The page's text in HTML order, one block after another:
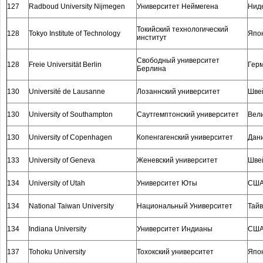
127 Radboud University Nijmegen Университет Неймегена
128 Tokyo Institute of Technology
Токийский технологический
институт
128 Freie Universität Berlin
Свободный университет
Берлина
130 Université de Lausanne Лозаннский университет
130 University of Southampton Саутгемптонский университет
130 University of Copenhagen Копенгагенский университет
133 University of Geneva Женевский университет
134 University of Utah Университет Юты
134 National Taiwan University Национальный Университет
134 Indiana University Университет Индианы
137 Tohoku University Тохокский университет